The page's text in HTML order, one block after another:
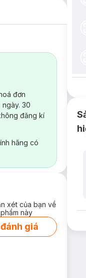
đơn
30
đăng kí
hãng có
xét của bạn về
này
giá